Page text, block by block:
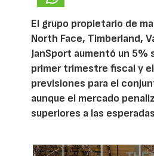
El grupo propietario de
North Face, Timberland,
JanSport aumentó un 5%
primer trimestre fiscal y
previsiones para el
aunque el mercado
superiores a las